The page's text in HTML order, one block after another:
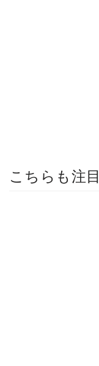
こちらも注目